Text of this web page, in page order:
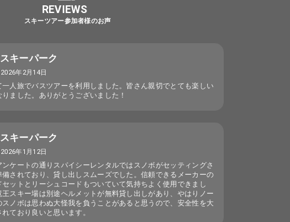
REVIEWS
スキーツアー参加者様のお声
キーパーク
年2月14日
一人旅でバスツアーを利用しました。皆さん親切でとても楽しい
りました。ありがとうございました！
キーパーク
年1月12日
ンケートの通りスパイシーレンタルではスノボがセッティングさ
備されており、貸し出しスムーズでした。信頼できるメーカーの
セットとリーシュコードもついていて気持ちよく使用できまし
王スキー場は別途ヘルメットが無料貸し出しがあり、やはりノー
スノボは思わぬ大怪我を負うことがあると思うので、安全性を大
ており良いと思います。